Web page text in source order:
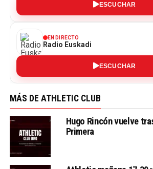
ESCUCHAR
EN DIRECTO
Radio Euskadi
ESCUCHAR
MÁS DE ATHLETIC CLUB
Hugo Rincón vuelve
Primera